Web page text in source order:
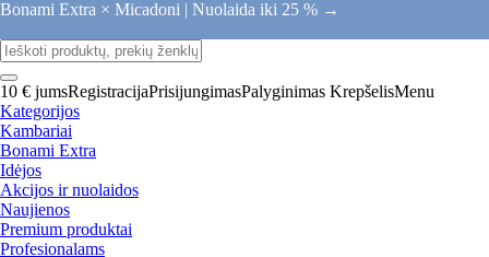
Bonami Extra × Micadoni | Nuolaida iki 25 % →
10 € jumsRegistracijaPrisijungimasPalyginimas KrepšelisMenu
Kategorijos
Kambariai
Bonami Extra
Idėjos
Akcijos ir nuolaidos
Naujienos
Premium produktai
Profesionalams